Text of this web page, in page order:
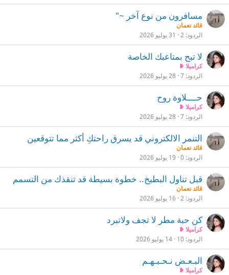
ق
مسافرون من نوع آخر ~"
قائد نعمان
الردود 2 31 يوليو 2026
لا تبح بمتاعبك الخاصة
كراميلا ❥
الردود 7 28 يوليو 2026
حــــلاوة روح
كراميلا ❥
الردود 7 28 يوليو 2026
التنمر الالكتروني قد يسرق راحتكِ أكثر مما تتوقعين
قائد نعمان
الردود 0 19 يوليو 2026
قبل تناول البطيخ.. خطوة بسيطة قد تنقذك من التسمم
قائد نعمان
الردود 2 16 يوليو 2026
كن حبة مطر لا تجف ولاتبرد
كراميلا ❥
الردود 10 14 يوليو 2026
البـعـض نـحـبـهـم
كراميلا ❥